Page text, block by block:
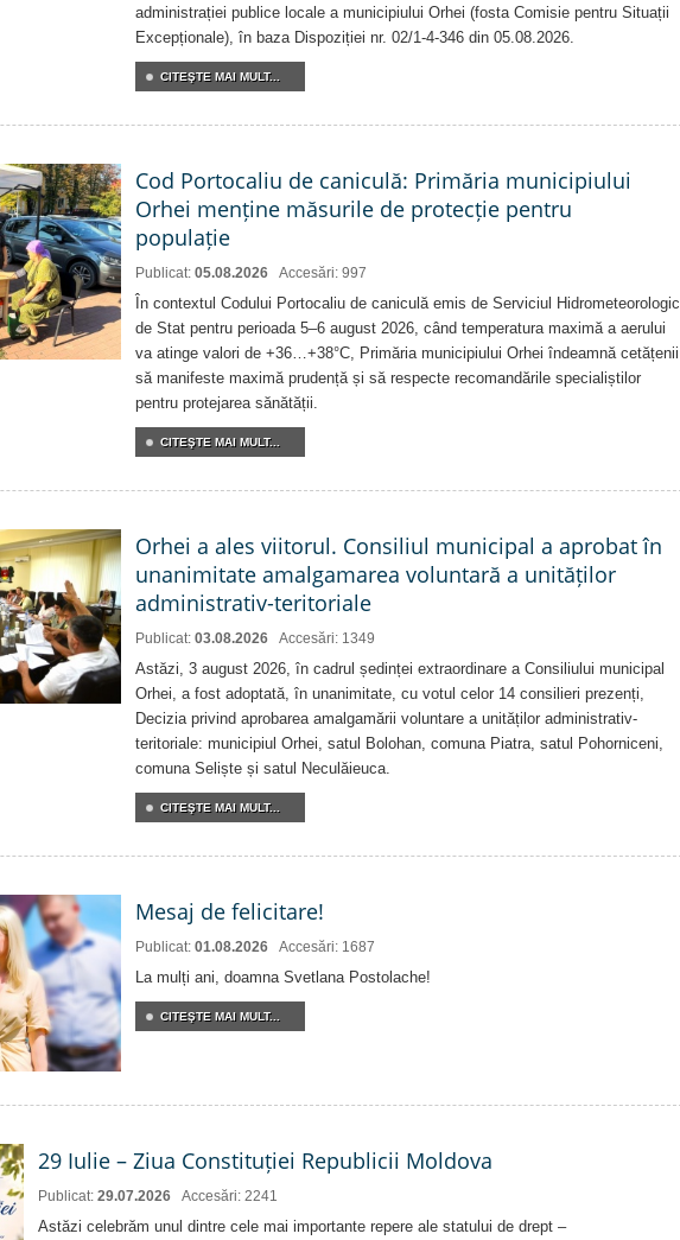
administrației publice locale a municipiului Orhei (fosta Comisie pentru Situații
Excepționale), în baza Dispoziției nr. 02/1-4-346 din 05.08.2026.
CITEŞTE MAI MULT...
Cod Portocaliu de caniculă: Primăria municipiului
Orhei menține măsurile de protecție pentru
populație
Publicat: 05.08.2026 Accesări: 997
În contextul Codului Portocaliu de caniculă emis de Serviciul Hidrometeorologic
de Stat pentru perioada 5–6 august 2026, când temperatura maximă a aerului
va atinge valori de +36…+38°C, Primăria municipiului Orhei îndeamnă cetățenii
să manifeste maximă prudență și să respecte recomandările specialiștilor
pentru protejarea sănătății.
CITEŞTE MAI MULT...
Orhei a ales viitorul. Consiliul municipal a aprobat în
unanimitate amalgamarea voluntară a unităților
administrativ-teritoriale
Publicat: 03.08.2026 Accesări: 1349
Astăzi, 3 august 2026, în cadrul ședinței extraordinare a Consiliului municipal
Orhei, a fost adoptată, în unanimitate, cu votul celor 14 consilieri prezenți,
Decizia privind aprobarea amalgamării voluntare a unităților administrativ-
teritoriale: municipiul Orhei, satul Bolohan, comuna Piatra, satul Pohorniceni,
comuna Seliște și satul Neculăieuca.
CITEŞTE MAI MULT...
Mesaj de felicitare!
Publicat: 01.08.2026 Accesări: 1687
La mulți ani, doamna Svetlana Postolache!
CITEŞTE MAI MULT...
29 Iulie – Ziua Constituției Republicii Moldova
Publicat: 29.07.2026 Accesări: 2241
Astăzi celebrăm unul dintre cele mai importante repere ale statului de drept –